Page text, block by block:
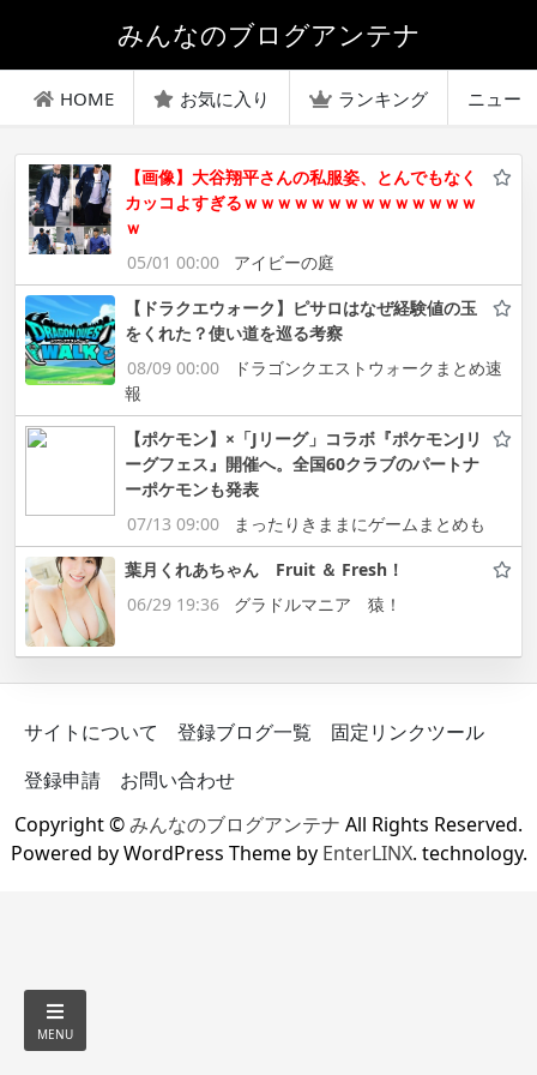
みんなのブログアンテナ
HOME お気に入り ランキング ニュー
【画像】大谷翔平さんの私服姿、とんでもなく
カッコよすぎるｗｗｗｗｗｗｗｗｗｗｗｗｗｗ
ｗ
05/01 00:00
アイビーの庭
【ドラクエウォーク】ピサロはなぜ経験値の玉
をくれた？使い道を巡る考察
08/09 00:00
ドラゴンクエストウォークまとめ速
報
【ポケモン】×「Jリーグ」コラボ『ポケモンJリ
ーグフェス』開催へ。全国60クラブのパートナ
ーポケモンも発表
07/13 09:00
まったりきままにゲームまとめも
葉月くれあちゃん Fruit ＆ Fresh！
06/29 19:36
グラドルマニア 猿！
サイトについて 登録ブログ一覧
固定リンクツール
登録申請
お問い合わせ
Copyright ©みんなのブログアンテナ All Rights Reserved.
Powered by WordPress Theme by EnterLINX. technology.
MENU